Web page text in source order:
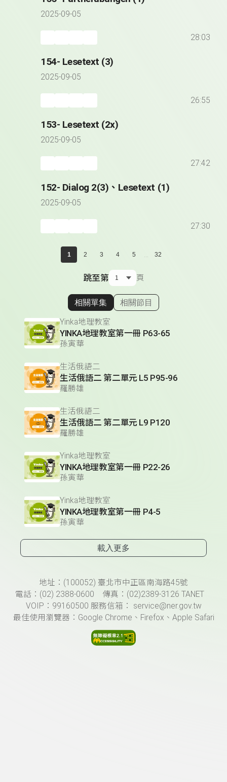
2025-09-05
28:03
154- Lesetext (3)
2025-09-05
26:55
153- Lesetext (2x)
2025-09-05
27:42
152- Dialog 2(3)、Lesetext (1)
2025-09-05
27:30
1 2 3 4 5 ... 32
跳至第 頁
顯示相關單集
相關單集 相關節目
Yinka地理教室
YINKA地理教室第一冊 P63-65
孫寅華
生活俄語二
生活俄語二 第二單元 L5 P95-96
羅勝雄
生活俄語二
生活俄語二 第二單元 L9 P120
羅勝雄
Yinka地理教室
YINKA地理教室第一冊 P22-26
孫寅華
Yinka地理教室
YINKA地理教室第一冊 P4-5
孫寅華
載入更多
頁尾資訊地址：(100052) 臺北市中正區南海路45號
電話：(02) 2388-0600 傳真：(02)2389-3126 TANET
VOIP：99160500 服務信箱： service@ner.gov.tw
最佳使用瀏覽器：Google Chrome、Firefox、Apple Safari